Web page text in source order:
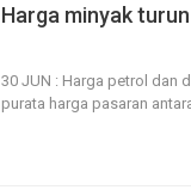
Harga minyak
30 JUN : Harga petrol dan
purata harga pasaran